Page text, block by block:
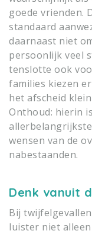
goede vrienden.
standaard
daarnaast niet
persoonlijk veel
tenslotte ook
families kiezen
het afscheid
Onthoud: hierin
wensen van de
nabestaanden.
Denk vanuit
Bij
luister niet